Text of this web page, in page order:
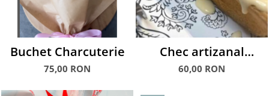
Buchet Charcuterie
75,00 RON
Chec artizanal
glazurat cu fulgi
60,00 RON